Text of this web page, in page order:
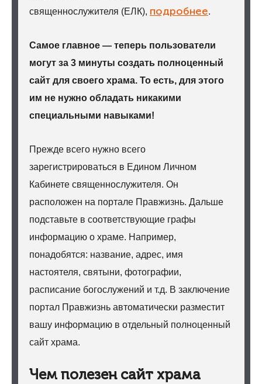
священнослужителя (ЕЛК), подробнее.
Самое главное — теперь пользователи
могут за 3 минуты создать полноценный
сайт для своего храма. То есть, для этого
им не нужно обладать никакими
специальными навыками!
Прежде всего нужно всего
зарегистрироваться в Едином Личном
Кабинете священнослужителя. Он
расположен на портале Правжизнь. Дальше
подставьте в соответствующие графы
информацию о храме. Например,
понадобятся: название, адрес, имя
настоятеля, святыни, фотографии,
расписание богослужений и т.д. В заключение
портал Правжизнь автоматически разместит
вашу информацию в отдельный полноценный
сайт храма.
Чем полезен сайт храма